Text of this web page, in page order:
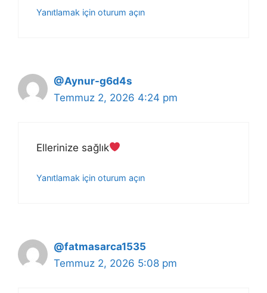
Yanıtlamak için oturum açın
@Aynur-g6d4s
Temmuz 2, 2026 4:24 pm
Ellerinize sağlık
Yanıtlamak için oturum açın
@fatmasarca1535
Temmuz 2, 2026 5:08 pm